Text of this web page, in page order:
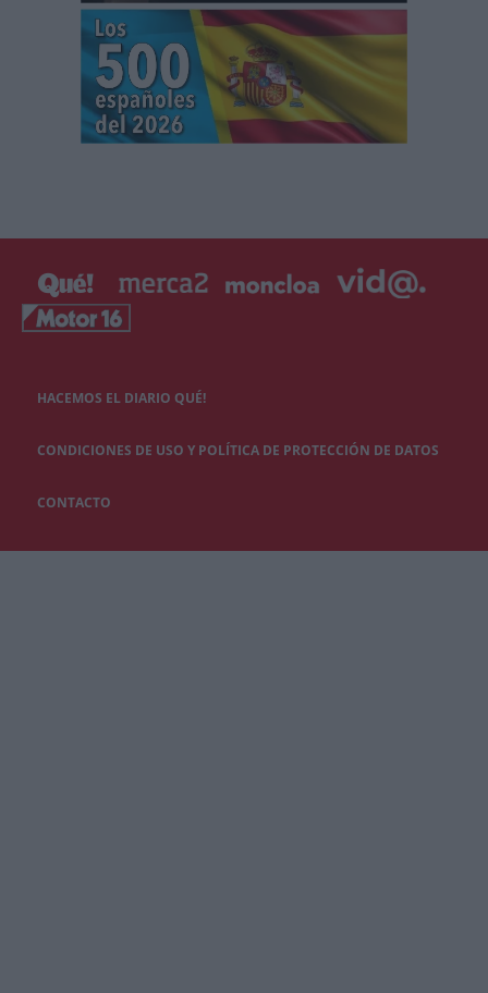
HACEMOS EL DIARIO QUÉ!
CONDICIONES DE USO Y POLÍTICA DE PROTECCIÓN DE DATOS
CONTACTO